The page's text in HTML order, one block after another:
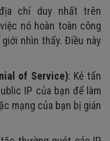
chỉ duy nhất trên
nó hoàn toàn công
nhìn thấy. Điều này
of Service): Kẻ tấn
IP của bạn để làm
mạng của bạn bị gián